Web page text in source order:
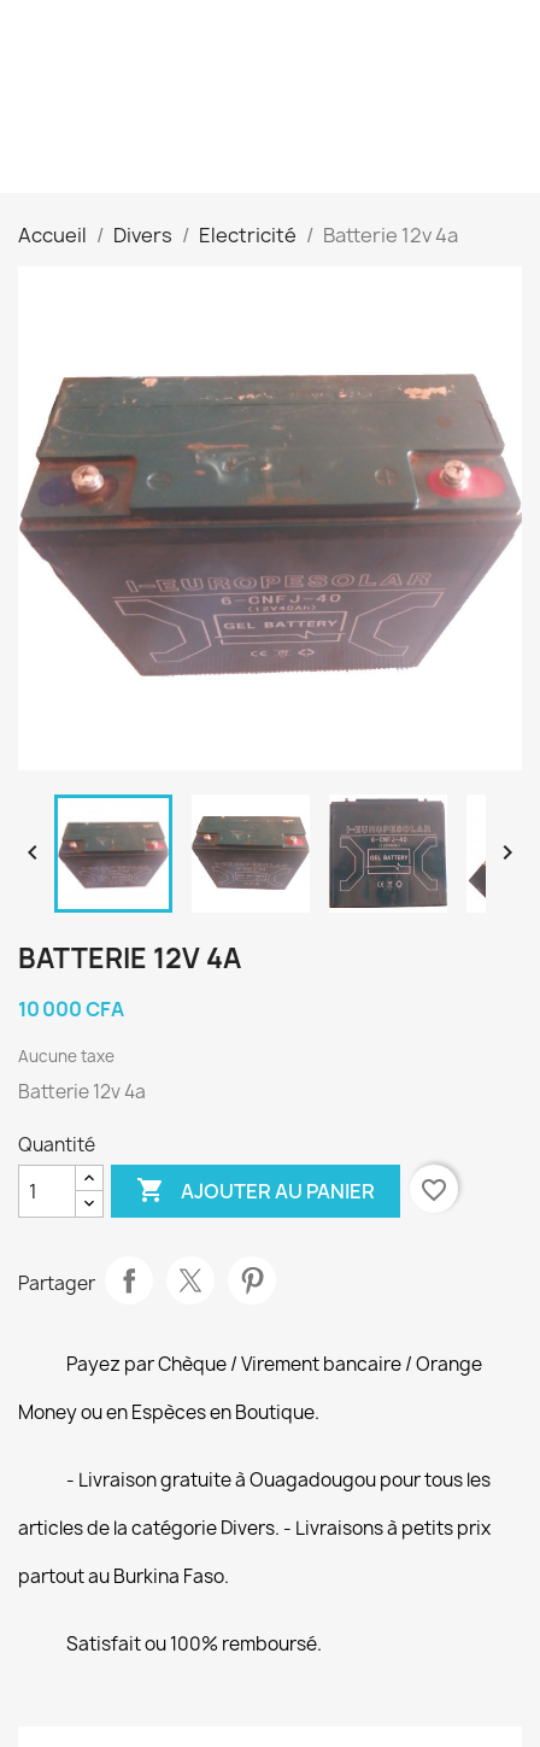
Accueil Divers Electricité Batterie 12v 4a
 
BATTERIE 12V 4A
10 000 CFA
Aucune taxe
Batterie 12v 4a
Quantité
 AJOUTER AU PANIER favorite_border
Partager
Payez par Chèque / Virement bancaire / Orange
Money ou en Espèces en Boutique.
- Livraison gratuite à Ouagadougou pour tous les
articles de la catégorie Divers. - Livraisons à petits prix
partout au Burkina Faso.
Satisfait ou 100% remboursé.